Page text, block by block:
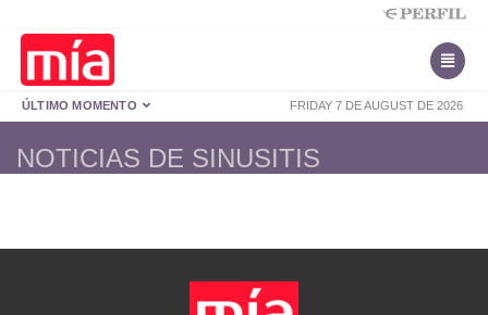
FRIDAY 7 DE AUGUST DE 2026
ÚLTIMO MOMENTO
NOTICIAS DE SINUSITIS